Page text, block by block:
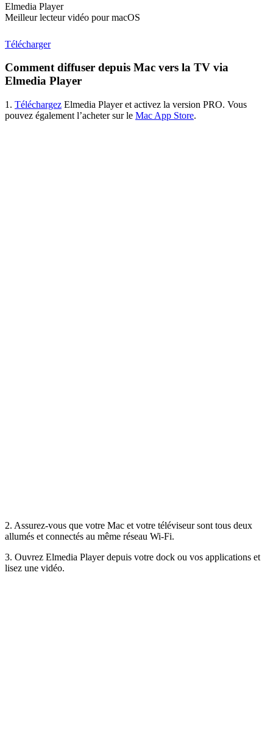
Elmedia Player
Meilleur lecteur vidéo pour macOS
Télécharger
Comment diffuser depuis Mac vers la TV via
Elmedia Player
1. Téléchargez Elmedia Player et activez la version PRO. Vous
pouvez également l’acheter sur le Mac App Store.
2. Assurez-vous que votre Mac et votre téléviseur sont tous deux
allumés et connectés au même réseau Wi-Fi.
3. Ouvrez Elmedia Player depuis votre dock ou vos applications et
lisez une vidéo.